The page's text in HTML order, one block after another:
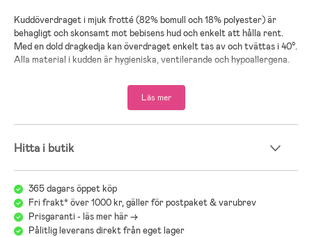
Kuddöverdraget i mjuk frotté (82% bomull och 18% polyester) är
behagligt och skonsamt mot bebisens hud och enkelt att hålla rent.
Med en dold dragkedja kan överdraget enkelt tas av och tvättas i 40°.
Alla material i kudden är hygieniska, ventilerande och hypoallergena.
dessutom är säkra och fria från skadliga ämnen.
Mer om BabyMatex Original Klin Babykudde:
Mått:36 x 40 cm
Överdrag: 82% bomull och 18% polyester
Fyllning: Polyuretanskum
Läs mer
Hitta i butik
365 dagars öppet köp
Fri frakt* över 1000 kr, gäller för postpaket & varubrev
Prisgaranti - läs mer här ->
Pålitlig leverans direkt från eget lager